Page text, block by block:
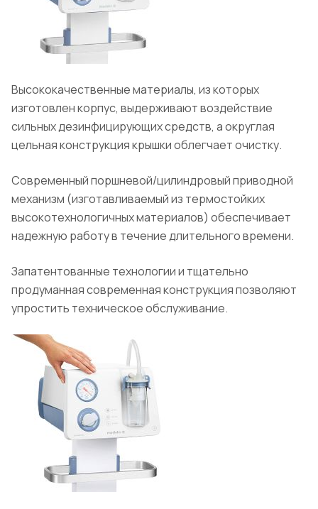
Высококачественные материалы, из которых
изготовлен корпус, выдерживают воздействие
сильных дезинфицирующих средств, а округлая
цельная конструкция крышки облегчает очистку.
Современный поршневой/цилиндровый приводной
механизм (изготавливаемый из термостойких
высокотехнологичных материалов) обеспечивает
надежную работу в течение длительного времени.
Запатентованные технологии и тщательно
продуманная современная конструкция позволяют
упростить техническое обслуживание.